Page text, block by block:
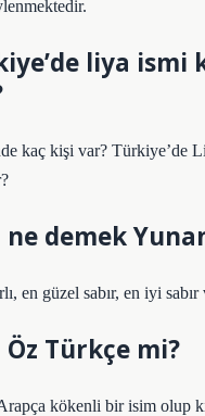
liya ismi
kaç kişi var? Türkiye’de
ne demek
en güzel sabır, en iyi
Öz Türkçe mi?
kökenli bir isim olup